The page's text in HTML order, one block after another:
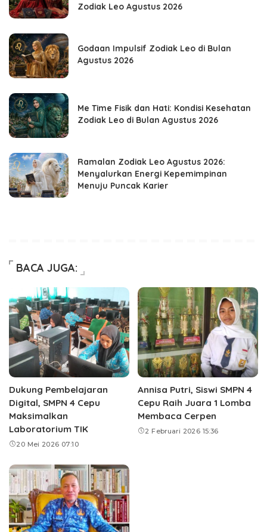
Zodiak Leo Agustus 2026
Godaan Impulsif Zodiak Leo di Bulan
Agustus 2026
Me Time Fisik dan Hati: Kondisi Kesehatan
Zodiak Leo di Bulan Agustus 2026
Ramalan Zodiak Leo Agustus 2026:
Menyalurkan Energi Kepemimpinan
Menuju Puncak Karier
BACA JUGA:
Dukung Pembelajaran
Digital, SMPN 4 Cepu
Maksimalkan
Laboratorium TIK
20 Mei 2026 07:10
Annisa Putri, Siswi SMPN 4
Cepu Raih Juara 1 Lomba
Membaca Cerpen
2 Februari 2026 15:36